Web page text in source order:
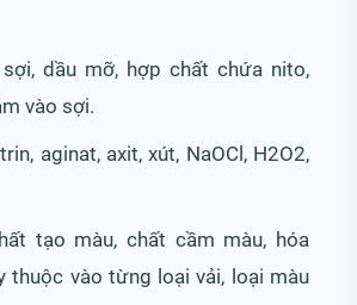
dầu mỡ, hợp chất chứa nito,
vào sợi.
aginat, axit, xút, NaOCl, H2O2,
tạo màu, chất cầm màu, hóa
thuộc vào từng loại vải, loại màu